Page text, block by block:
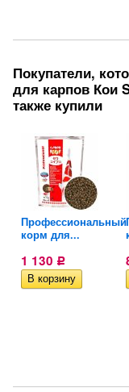
Покупатели,
для карпов Кои
также купили
Профессиональный
корм для...
1 130 Р